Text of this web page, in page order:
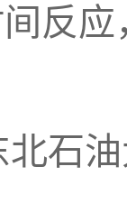
反
北石